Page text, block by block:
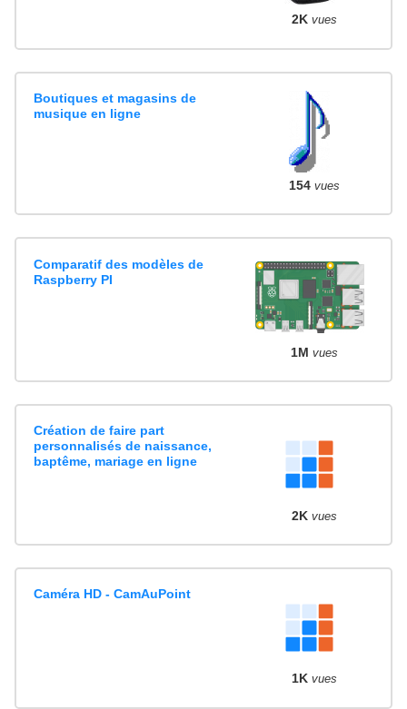
2K vues
Boutiques et magasins de
musique en ligne
154 vues
Comparatif des modèles de
Raspberry PI
1M vues
Création de faire part
personnalisés de naissance,
baptême, mariage en ligne
2K vues
Caméra HD - CamAuPoint
1K vues